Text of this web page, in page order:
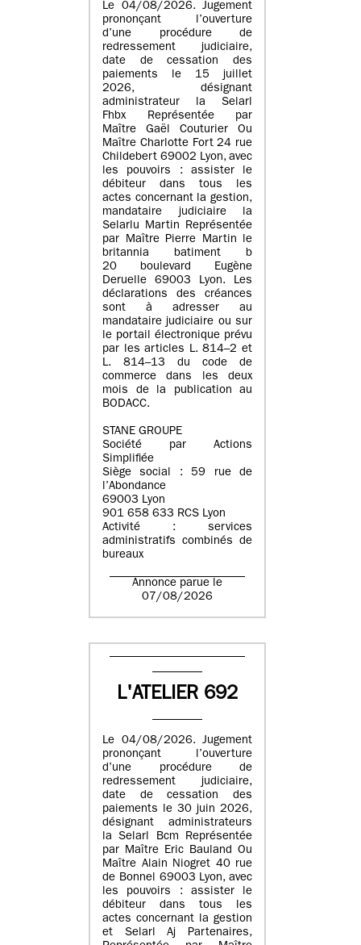
Le 04/08/2026. Jugement
prononçant l’ouverture
d’une procédure de
redressement judiciaire,
date de cessation des
paiements le 15 juillet
2026, désignant
administrateur la Selarl
Fhbx Représentée par
Maître Gaël Couturier Ou
Maître Charlotte Fort 24 rue
Childebert 69002 Lyon, avec
les pouvoirs : assister le
débiteur dans tous les
actes concernant la gestion,
mandataire judiciaire la
Selarlu Martin Représentée
par Maître Pierre Martin le
britannia batiment b
20 boulevard Eugène
Deruelle 69003 Lyon. Les
déclarations des créances
sont à adresser au
mandataire judiciaire ou sur
le portail électronique prévu
par les articles L. 814–2 et
L. 814–13 du code de
commerce dans les deux
mois de la publication au
BODACC.
STANE GROUPE
Société par Actions
Simplifiée
Siège social : 59 rue de
l’Abondance
69003 Lyon
901 658 633 RCS Lyon
Activité : services
administratifs combinés de
bureaux
Annonce parue le
07/08/2026
L'ATELIER 692
Le 04/08/2026. Jugement
prononçant l’ouverture
d’une procédure de
redressement judiciaire,
date de cessation des
paiements le 30 juin 2026,
désignant administrateurs
la Selarl Bcm Représentée
par Maître Eric Bauland Ou
Maître Alain Niogret 40 rue
de Bonnel 69003 Lyon, avec
les pouvoirs : assister le
débiteur dans tous les
actes concernant la gestion
et Selarl Aj Partenaires,